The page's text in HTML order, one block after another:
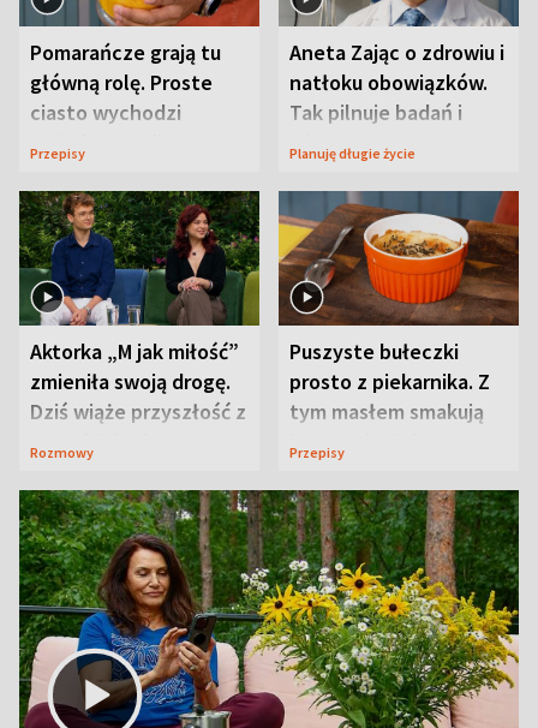
Pomarańcze grają tu
główną rolę. Proste
ciasto wychodzi
wyjątkowo wilgotne
Przepisy
Aneta Zając o zdrowiu i
natłoku obowiązków.
Tak pilnuje badań i
wizyt
Planuję długie życie
Aktorka „M jak miłość”
zmieniła swoją drogę.
Dziś wiąże przyszłość z
neurobiologią
Rozmowy
Puszyste bułeczki
prosto z piekarnika. Z
tym masłem smakują
jeszcze lepiej
Przepisy